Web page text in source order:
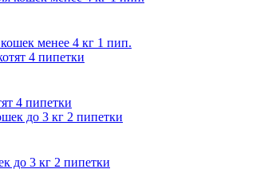
менее 4 кг 1 пип.
4 пипетки
до 3 кг 2 пипетки